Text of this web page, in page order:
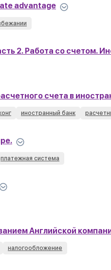
advantage
2. Работа со счетом.
счета в
иностранный банк
платежная система
Английской
налогообложение